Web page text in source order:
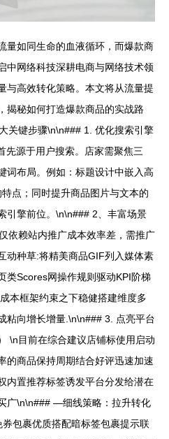
量如同生命的血液循环，而爆款商
中网络科技深耕电商与网络技术领
与高效转化策略。本文将从流量提
揭秘如何打造爆款商品的实战路
关键步骤\n\n### 1. 优化搜索引擎
先源于用户搜索。店家需聚焦三
词布局。例如：标题设计中嵌入高
点；同时提升商品图片与文本的
引擎前位。\n\n### 2、丰富场景
依赖站内推广成本效率差，需推广
动种草:将精美商品GIF列入媒体素
类Scores网操作规则驱动KPI阶梯
本框架约束之下稳健搭建维度多
粘向增长增量.\n\n### 3. 点亮平台
\n目前在综合建议店铺标使用启动
的商品保持周期结合好评迅速加速
内置推荐标签诱发平台分发给潜在
广\n\n### —细线策略：拉升转化
包裹优质搭配暗标签包裹提示联